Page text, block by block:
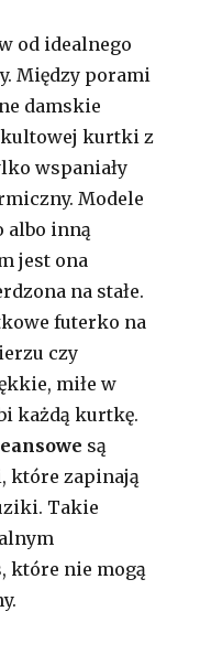
od idealnego
Między porami
damskie
kultowej kurtki z
wspaniały
Modele
albo inną
jest ona
na stałe.
futerko na
czy
miłe w
każdą kurtkę.
są
które zapinają
Takie
które nie mogą